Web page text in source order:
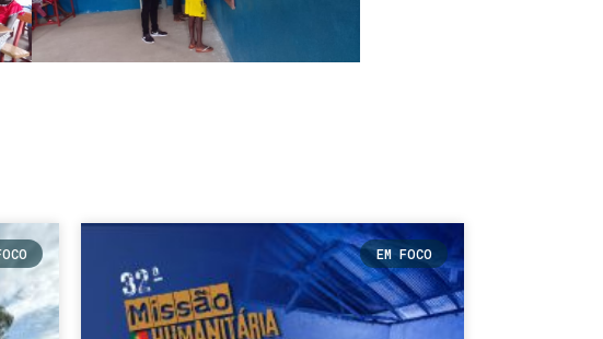
EM FOCO